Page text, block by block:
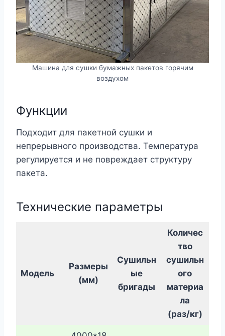
Машина для сушки бумажных пакетов горячим
воздухом
Функции
Подходит для пакетной сушки и
непрерывного производства. Температура
регулируется и не повреждает структуру
пакета.
Технические параметры
Модель
Размеры
(мм)
Сушильн
ые
бригады
Количес
тво
сушильн
ого
материа
ла
(раз/кг)